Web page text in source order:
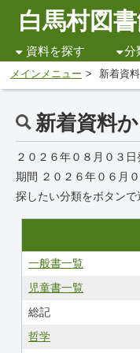
白馬村図
資料を探す 分
メインメニュー 新着資
新着資料
２０２６年０８月０３日
期間 ２０２６年０６月
探したい分類をボタンで
一般書一覧
児童書一覧
総記
哲学